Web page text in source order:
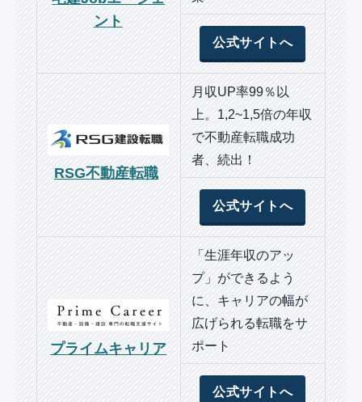
ント
公式サイトへ
RSG不動産転職
月収UP率99％以
上。1,2~1,5倍の年収
で不動産転職成功
者、続出！
公式サイトへ
プライムキャリア
「生涯年収のアッ
プ」ができるよう
に、キャリアの幅が
広げられる転職をサ
ポート
公式サイトへ